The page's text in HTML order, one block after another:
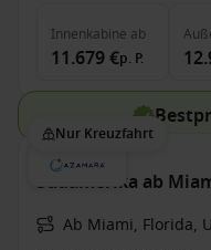
Innenkabine ab
11.679 €p. P.
Nur Kreuzfahrt
Südamerika ab
Ab Miami, Florida,